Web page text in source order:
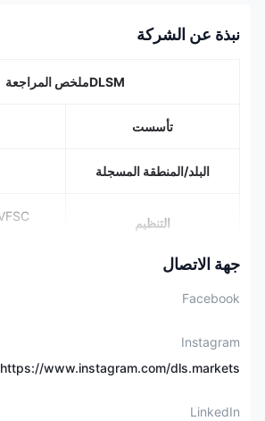
نبذة عن الشركة
DLSMملخص المراجعة
تأسست
البلد/المنطقة المسجلة
التنظيم
حساب تجريبي
جهة الاتصال
Facebook
Instagram
https://www.instagram.com/dls.markets
LinkedIn